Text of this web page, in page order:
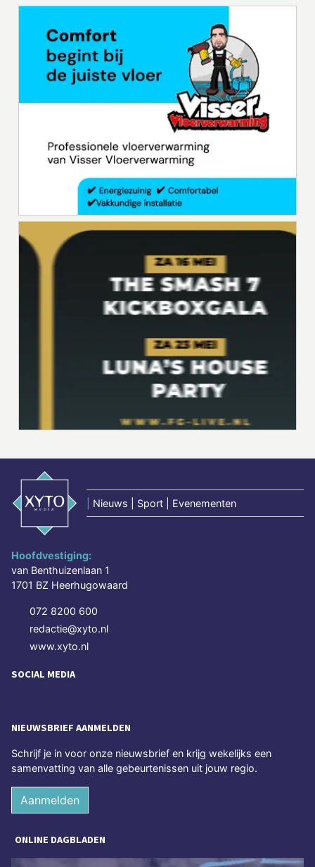
Nieuws | Sport | Evenementen
Hoofdvestiging:
van Benthuizenlaan 1
1701 BZ Heerhugowaard
072 8200 600
redactie@xyto.nl
www.xyto.nl
SOCIAL MEDIA
NIEUWSBRIEF AANMELDEN
Schrijf je in voor onze nieuwsbrief en krijg wekelijks een
samenvatting van alle gebeurtenissen uit jouw regio.
Aanmelden
ONLINE DAGBLADEN